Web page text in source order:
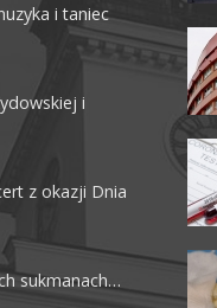
i taniec
i
z okazji Dnia
sukmanach…